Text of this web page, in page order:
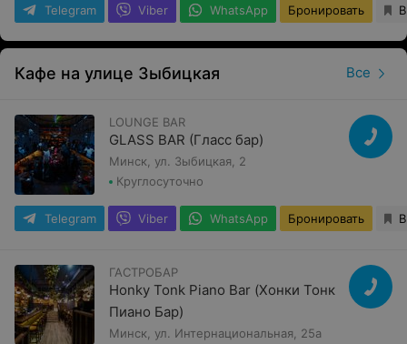
Telegram Viber WhatsApp Бронировать
Кафе на улице Зыбицкая Все
LOUNGE BAR
GLASS BAR (Гласс бар)
Минск, ул. Зыбицкая, 2
Круглосуточно
Telegram Viber WhatsApp Бронировать
ГАСТРОБАР
Honky Tonk Piano Bar (Хонки Тонк
Пиано Бар)
Минск, ул. Интернациональная, 25а